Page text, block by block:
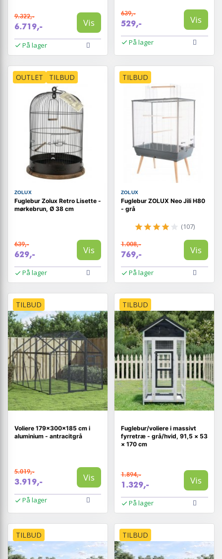
9.322,-
6.719,- Vis
På lager
639,-
529,- Vis
På lager
OUTLET TILBUD
ZOLUX
Fuglebur Zolux Retro Lisette -
mørkebrun, Ø 38 cm
639,-
629,- Vis
På lager
TILBUD
ZOLUX
Fuglebur ZOLUX Neo Jili H80
- grå
(107)
1.008,-
769,- Vis
På lager
TILBUD
Voliere 179×300×185 cm i
aluminium - antracitgrå
5.019,-
3.919,- Vis
På lager
TILBUD
Fuglebur/voliere i massivt
fyrretræ - grå/hvid, 91,5 × 53
× 170 cm
1.894,-
1.329,- Vis
På lager
TILBUD TILBUD